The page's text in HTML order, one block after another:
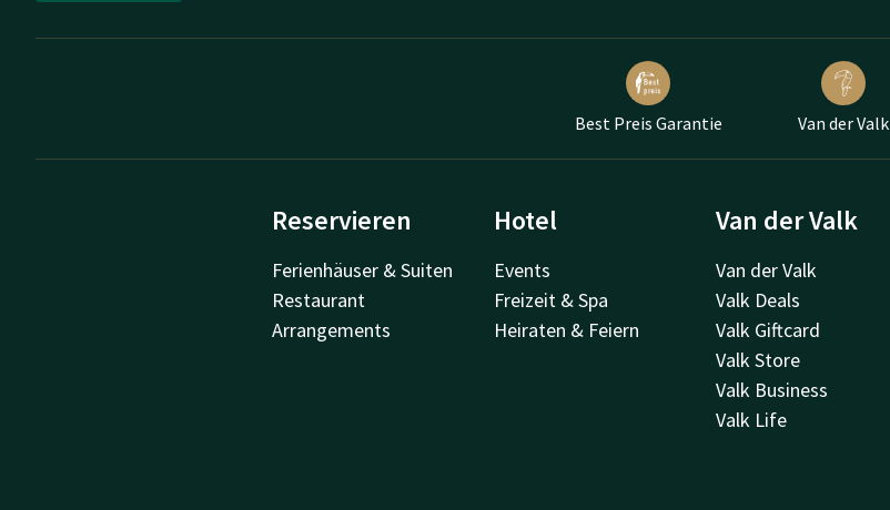
Best Preis Garantie Van der Valk
Reservieren
Ferienhäuser & Suiten
Restaurant
Arrangements
Hotel
Events
Freizeit & Spa
Heiraten & Feiern
Van der Valk
Van der Valk
Valk Deals
Valk Giftcard
Valk Store
Valk Business
Valk Life